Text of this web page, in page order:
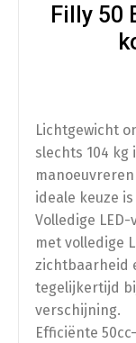
Opvoeren
Filly 50
Lichtgewicht
slechts 104 kg
ideale keuze
Volledige
met volledige
zichtbaarheid
tegelijkertijd
verschijning.
Efficiënte